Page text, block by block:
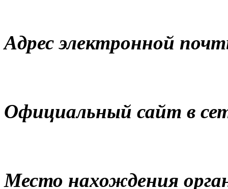
Адрес электронной
Официальный сайт в
Место нахождения